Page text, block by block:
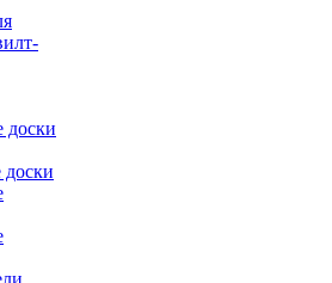
доски
доски